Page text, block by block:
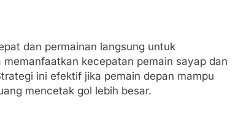
dan permainan langsung untuk
kecepatan pemain sayap dan
ini efektif jika pemain depan mampu
mencetak gol lebih besar.